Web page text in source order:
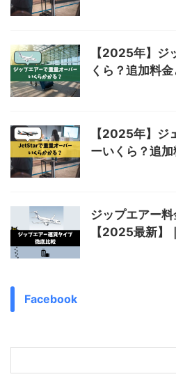
【2025年】ジ
くら？追加料
【2025年】ジ
ーいくら？追
ジップエアー
【2025最新】
Facebook